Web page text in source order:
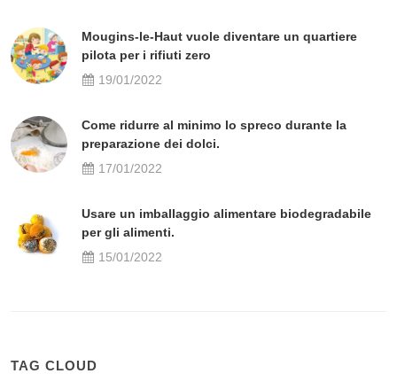
Mougins-le-Haut vuole diventare un quartiere
pilota per i rifiuti zero
19/01/2022
Come ridurre al minimo lo spreco durante la
preparazione dei dolci.
17/01/2022
Usare un imballaggio alimentare biodegradabile
per gli alimenti.
15/01/2022
TAG CLOUD